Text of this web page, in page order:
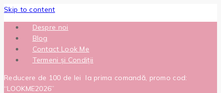
Skip to content
Despre noi
Blog
Contact Look Me
Termeni și Condiții
Reducere de 100 de lei la prima comandă, promo cod:
“LOOKME2026”